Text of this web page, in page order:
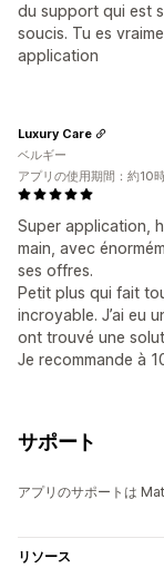
du support qui est
soucis. Tu es
application
Super application,
main, avec
ses offres.
Petit plus qui fait
incroyable. J’ai eu
ont trouvé une
Je recommande à
Luxury Care
ベルギー
アプリの使用期間：約10
サポート
アプリのサポートは
リソース